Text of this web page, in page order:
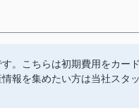
。こちらは初期費用をカード
報を集めたい方は当社スタッ